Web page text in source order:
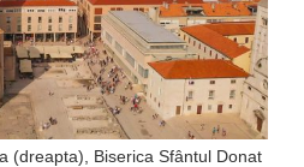
(dreapta), Biserica Sfântul Donat